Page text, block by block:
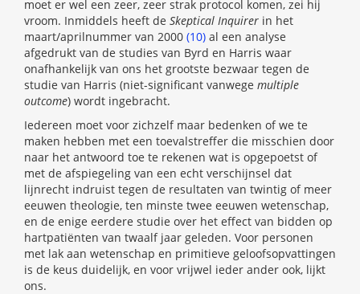
moet er wel een zeer, zeer strak protocol komen, zei hij
vroom. Inmiddels heeft de Skeptical Inquirer in het
maart/aprilnummer van 2000 (10) al een analyse
afgedrukt van de studies van Byrd en Harris waar
onafhankelijk van ons het grootste bezwaar tegen de
studie van Harris (niet-significant vanwege multiple
outcome) wordt ingebracht.
Iedereen moet voor zichzelf maar bedenken of we te
maken hebben met een toevalstreffer die misschien door
naar het antwoord toe te rekenen wat is opgepoetst of
met de afspiegeling van een echt verschijnsel dat
lijnrecht indruist tegen de resultaten van twintig of meer
eeuwen theologie, ten minste twee eeuwen wetenschap,
en de enige eerdere studie over het effect van bidden op
hartpatiënten van twaalf jaar geleden. Voor personen
met lak aan wetenschap en primitieve geloofsopvattingen
is de keus duidelijk, en voor vrijwel ieder ander ook, lijkt
ons.